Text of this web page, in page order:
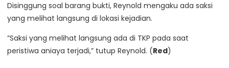
Disinggung soal barang bukti, Reynold mengaku ada saksi
yang melihat langsung di lokasi kejadian.
“Saksi yang melihat langsung ada di TKP pada saat
peristiwa aniaya terjadi,” tutup Reynold. (Red)